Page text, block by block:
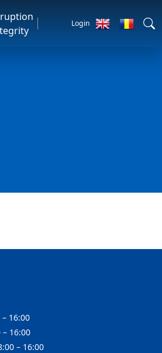
Login
16:00
– 16:00
– 16:00